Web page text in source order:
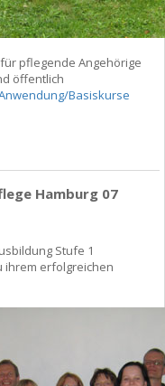
pflegende Angehörige
öffentlich
Basiskurse
Hamburg 07
Stufe 1
ihrem erfolgreichen